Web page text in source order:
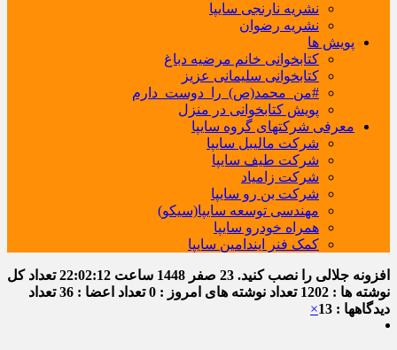
نشریه نارنجی سایپا
نشریه رضوان
پویش ها
کتابخوانی خانم مرضیه دباغ
کتابخوانی سلیمانی عزیز
#من_محمد(ص)_را_دوست_دارم
پویش کتابخوانی در منزل
معرفی شرکتهای گروه سایپا
شرکت مالیبل سایپا
شرکت طیف سایپا
شرکت زامیاد
شرکت بن رو سایپا
مهندسی توسعه سایپا(سیکو)
همراه خودرو سایپا
کمک فنر ایندامین سایپا
افزونه جلالی را نصب کنید. 23 صفر 1448 ساعت 22:02:12تعداد کل
نوشته ها : 1202
تعداد نوشته های امروز : 0 تعداد اعضا : 36
تعداد
دیدگاهها : 13
×